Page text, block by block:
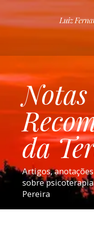
da
Artigos,
sobre
Pereira